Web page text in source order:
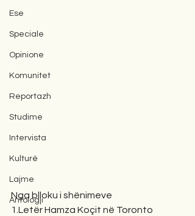
Ese
Speciale
Opinione
Komunitet
Reportazh
Studime
Intervista
Kulturë
Lajme
Antologji
Nga blloku i shënimeve
1.Letër Hamza Koçit në Toronto